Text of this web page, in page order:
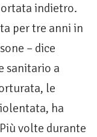
indietro.
per tre anni in
– dice
sanitario a
le
ha
volte durante